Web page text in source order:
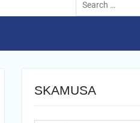
for:
SKAMUSA
Search